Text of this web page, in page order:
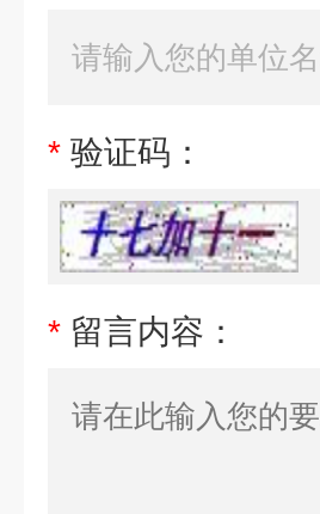
* 验证码：
* 留言内容：